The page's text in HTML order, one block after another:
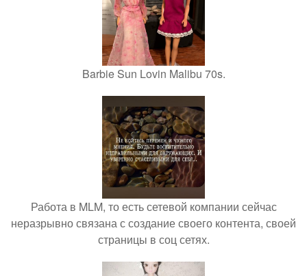
Barbie Sun Lovin Malibu 70s.
Работа в MLM, то есть сетевой компании сейчас
неразрывно связана с создание своего контента, своей
страницы в соц сетях.